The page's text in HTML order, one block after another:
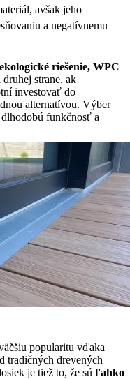
avšak jeho
a negatívnemu
riešenie, WPC
druhej strane, ak
investovať do
alternatívou. Výber
funkčnosť a
popularitu vďaka
tradičných drevených
je tiež to, že sú ľahko